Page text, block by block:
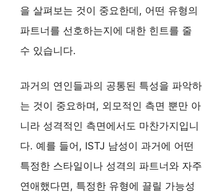
을 살펴보는 것이 중요한데, 어떤 유형의
파트너를 선호하는지에 대한 힌트를 줄
수 있습니다.
과거의 연인들과의 공통된 특성을 파악하
는 것이 중요하며, 외모적인 측면 뿐만 아
니라 성격적인 측면에서도 마찬가지입니
다. 예를 들어, ISTJ 남성이 과거에 어떤
특정한 스타일이나 성격의 파트너와 자주
연애했다면, 특정한 유형에 끌릴 가능성